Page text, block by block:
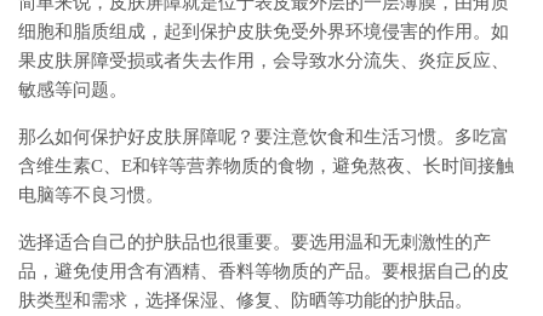
细胞和脂质组成，起到保护皮肤免受外界环境侵害的作用。如
果皮肤屏障受损或者失去作用，会导致水分流失、炎症反应、
敏感等问题。
那么如何保护好皮肤屏障呢？要注意饮食和生活习惯。多吃富
含维生素C、E和锌等营养物质的食物，避免熬夜、长时间接触
电脑等不良习惯。
选择适合自己的护肤品也很重要。要选用温和无刺激性的产
品，避免使用含有酒精、香料等物质的产品。要根据自己的皮
肤类型和需求，选择保湿、修复、防晒等功能的护肤品。